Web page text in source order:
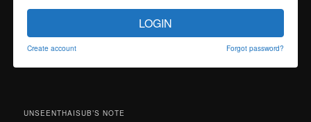
LOGIN
Create account Forgot password?
UNSEENTHAISUB’S NOTE